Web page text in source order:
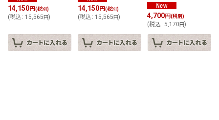
14,150円(税別)
(税込 : 15,565 円)
14,150円(税別)
(税込 : 15,565 円) 4,700円(税別)
(税込 : 5,170円)